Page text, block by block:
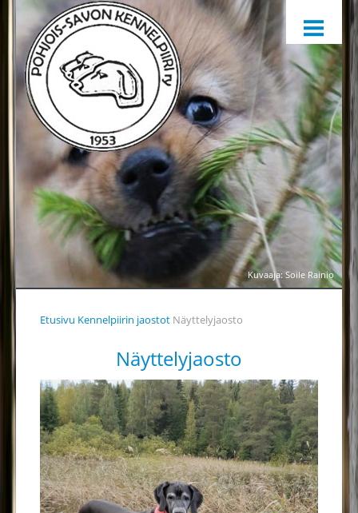
Kuvaaja: Soile Rainio
ETUSIVU
HARRASTAMINEN
KENNELPIIRI
SÄÄNNÖT, OHJEET JA LOMAKKEET
KENNELPIIRIN JAOSTOT
YHTEYSTIEDOT
YHTEINEN VUOSIKELLO
PALKINTOTUOMARIT
TIEDOTTAMINEN
Etusivu Kennelpiirin jaostot Näyttelyjaosto
Näyttelyjaosto